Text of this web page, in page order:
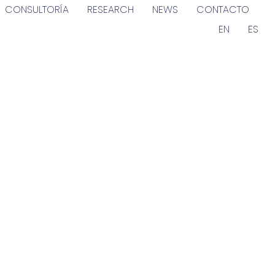
CONSULTORÍA RESEARCH NEWS
CONTACTO
EN
ES